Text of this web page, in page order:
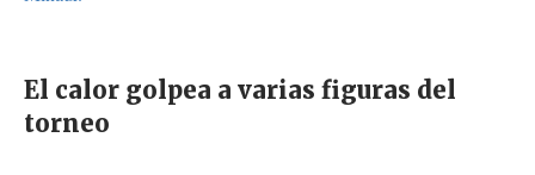
El calor golpea a varias figuras del
torneo